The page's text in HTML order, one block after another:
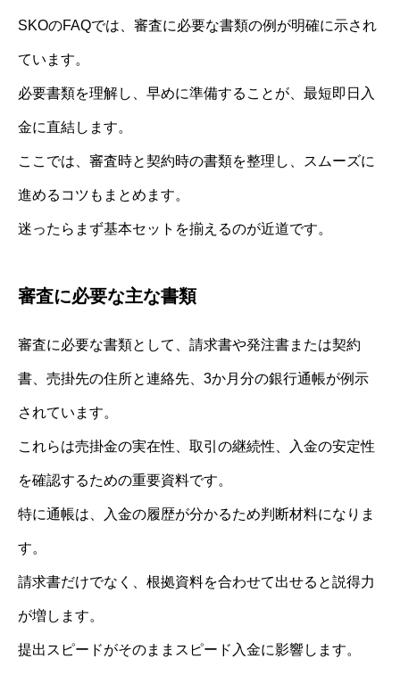
SKOのFAQでは、審査に必要な書類の例が明確に示され
ています。
必要書類を理解し、早めに準備することが、最短即日入
金に直結します。
ここでは、審査時と契約時の書類を整理し、スムーズに
進めるコツもまとめます。
迷ったらまず基本セットを揃えるのが近道です。
審査に必要な主な書類
審査に必要な書類として、請求書や発注書または契約
書、売掛先の住所と連絡先、3か月分の銀行通帳が例示
されています。
これらは売掛金の実在性、取引の継続性、入金の安定性
を確認するための重要資料です。
特に通帳は、入金の履歴が分かるため判断材料になりま
す。
請求書だけでなく、根拠資料を合わせて出せると説得力
が増します。
提出スピードがそのままスピード入金に影響します。